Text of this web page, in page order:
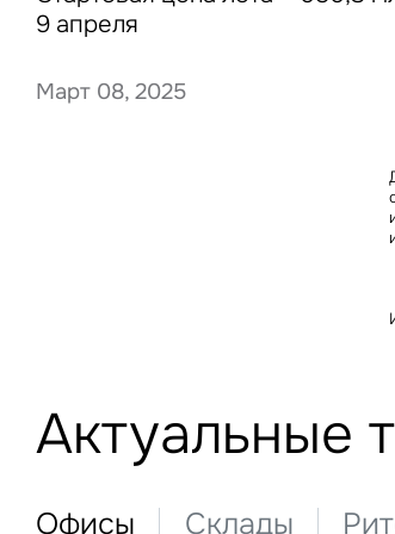
9 апреля
Март 08, 2025
Актуальные
Офисы Склады